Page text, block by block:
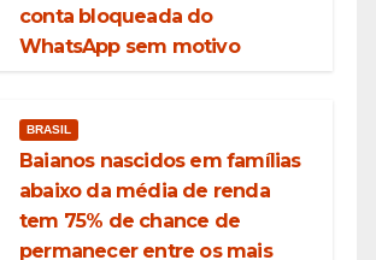
conta bloqueada do
WhatsApp sem motivo
BRASIL
Baianos nascidos em famílias
abaixo da média de renda
tem 75% de chance de
permanecer entre os mais